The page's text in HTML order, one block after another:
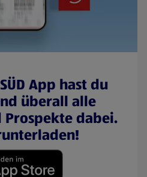
App hast du
überall alle
dabei.